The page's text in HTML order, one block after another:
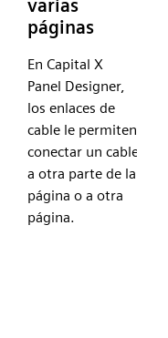
varias
páginas
En Capital X
Panel Designer,
los enlaces de
cable le permiten
conectar un cable
a otra parte de la
página o a otra
página.